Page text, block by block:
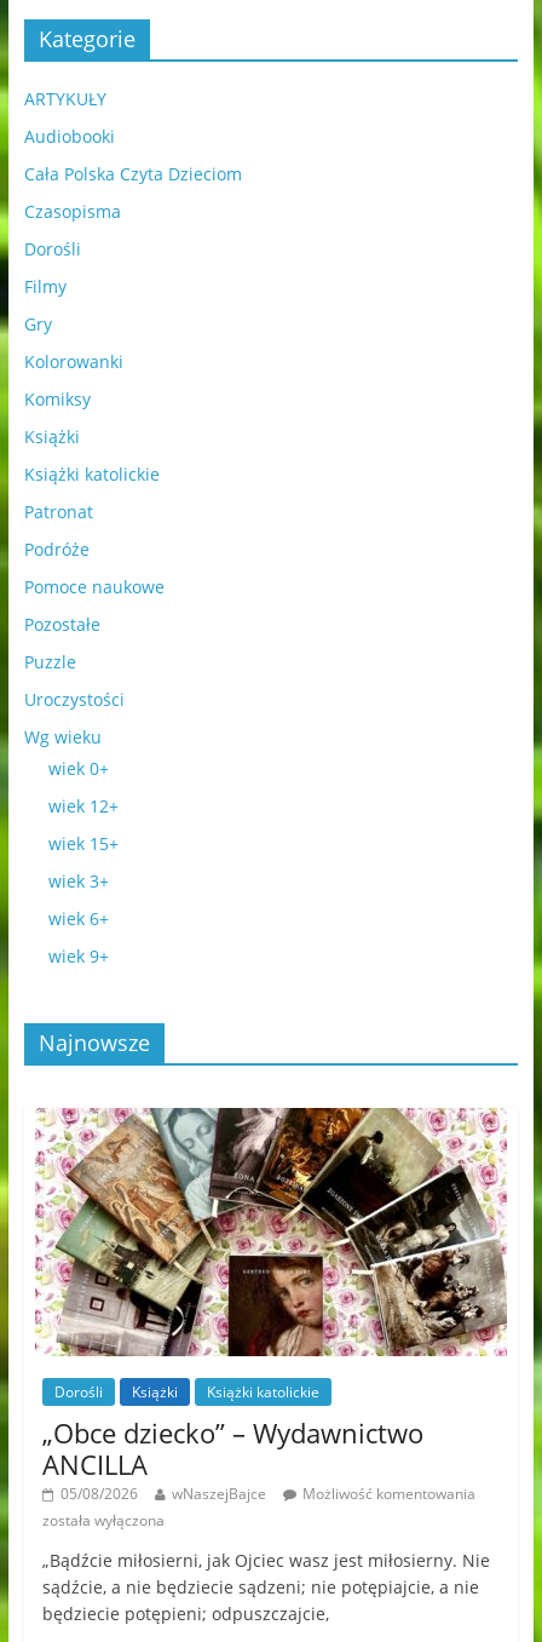
Kategorie
ARTYKUŁY
Audiobooki
Cała Polska Czyta Dzieciom
Czasopisma
Dorośli
Filmy
Gry
Kolorowanki
Komiksy
Książki
Książki katolickie
Patronat
Podróże
Pomoce naukowe
Pozostałe
Puzzle
Uroczystości
Wg wieku
wiek 0+
wiek 12+
wiek 15+
wiek 3+
wiek 6+
wiek 9+
Najnowsze
Dorośli Książki Książki katolickie
„Obce dziecko” – Wydawnictwo
ANCILLA
05/08/2026 wNaszejBajce
Możliwość komentowania
została wyłączona
„Bądźcie miłosierni, jak Ojciec wasz jest miłosierny. Nie
sądźcie, a nie będziecie sądzeni; nie potępiajcie, a nie
będziecie potępieni; odpuszczajcie,